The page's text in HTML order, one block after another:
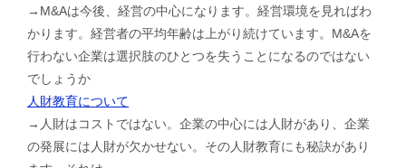
→M&Aは今後、経営の中心になります。経営環境を見ればわ
かります。経営者の平均年齢は上がり続けています。M&Aを
行わない企業は選択肢のひとつを失うことになるのではない
でしょうか
人財教育について
→人財はコストではない。企業の中心には人財があり、企業
の発展には人財が欠かせない。その人財教育にも秘訣があり